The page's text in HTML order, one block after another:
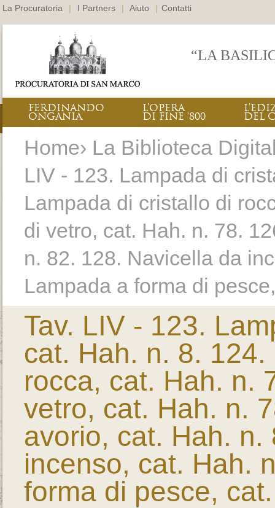
La Procuratoria | I Partners | Aiuto | Contatti
“LA
FERDINANDO
ONGANIA
L’OPERA
DI FINE ‘800 DEL
Home› La Biblioteca
LIV - 123. Lampada di
Lampada di cristallo di
di vetro, cat. Hah. n. 78.
n. 82. 128. Navicella da
Lampada a forma di
Tav. LIV - 123.
cat. Hah. n. 8.
rocca, cat. Hah. n.
vetro, cat. Hah. n.
avorio, cat. Hah.
incenso, cat. Hah.
forma di pesce,